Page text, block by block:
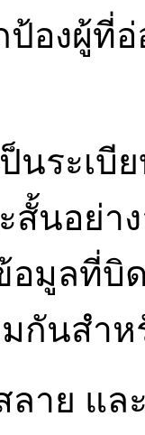
ป้องผู้ที่
นระเบี
สั้นอย่า
อมูลที่บิ
กันสำห
าย แล